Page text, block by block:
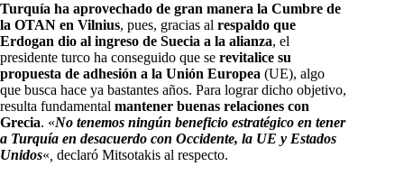
Turquía ha aprovechado de gran manera la Cumbre de
la OTAN en Vilnius, pues, gracias al respaldo que
Erdogan dio al ingreso de Suecia a la alianza, el
presidente turco ha conseguido que se revitalice su
propuesta de adhesión a la Unión Europea (UE), algo
que busca hace ya bastantes años. Para lograr dicho objetivo,
resulta fundamental mantener buenas relaciones con
Grecia. «No tenemos ningún beneficio estratégico en tener
a Turquía en desacuerdo con Occidente, la UE y Estados
Unidos«, declaró Mitsotakis al respecto.